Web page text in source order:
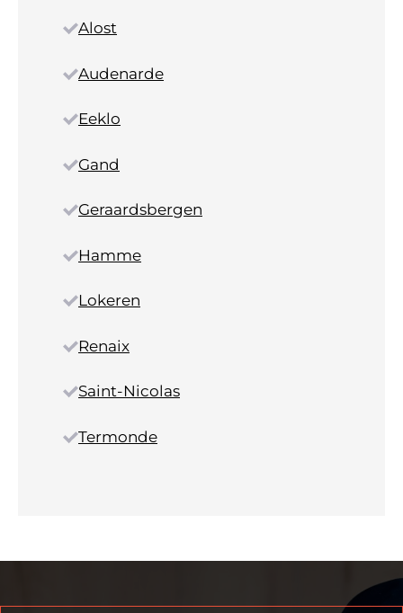
Alost
Audenarde
Eeklo
Gand
Geraardsbergen
Hamme
Lokeren
Renaix
Saint-Nicolas
Termonde